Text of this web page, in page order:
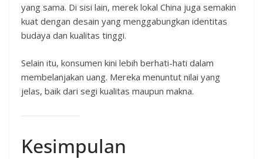
yang sama. Di sisi lain, merek lokal China juga semakin
kuat dengan desain yang menggabungkan identitas
budaya dan kualitas tinggi.
Selain itu, konsumen kini lebih berhati-hati dalam
membelanjakan uang. Mereka menuntut nilai yang
jelas, baik dari segi kualitas maupun makna.
Kesimpulan